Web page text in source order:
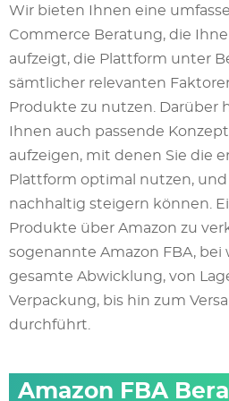
Wir bieten Ihnen eine
Commerce Beratung, die
aufzeigt, die Plattform unter
sämtlicher relevanten
Produkte zu nutzen. Darüber
Ihnen auch passende
aufzeigen, mit denen Sie die
Plattform optimal nutzen,
nachhaltig steigern können.
Produkte über Amazon zu
sogenannte Amazon FBA, bei
gesamte Abwicklung, von
Verpackung, bis hin zum
durchführt.
Amazon FBA